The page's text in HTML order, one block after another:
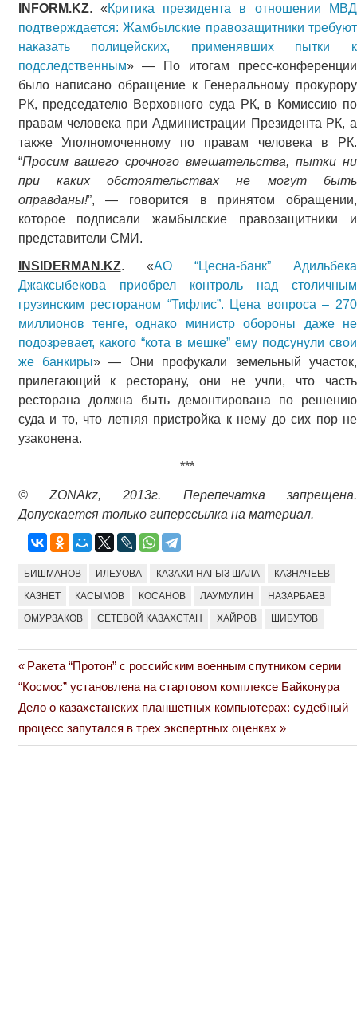
INFORM.KZ. «Критика президента в отношении МВД
подтверждается: Жамбылские правозащитники требуют
наказать полицейских, применявших пытки к
подследственным» — По итогам пресс-конференции
было написано обращение к Генеральному прокурору
РК, председателю Верховного суда РК, в Комиссию по
правам человека при Администрации Президента РК, а
также Уполномоченному по правам человека в РК.
“Просим вашего срочного вмешательства, пытки ни
при каких обстоятельствах не могут быть
оправданы!”, — говорится в принятом обращении,
которое подписали жамбылские правозащитники и
представители СМИ.
INSIDERMAN.KZ. «АО “Цесна-банк” Адильбека
Джаксыбекова приобрел контроль над столичным
грузинским рестораном “Тифлис”. Цена вопроса – 270
миллионов тенге, однако министр обороны даже не
подозревает, какого “кота в мешке” ему подсунули свои
же банкиры» — Они профукали земельный участок,
прилегающий к ресторану, они не учли, что часть
ресторана должна быть демонтирована по решению
суда и то, что летняя пристройка к нему до сих пор не
узаконена.
***
© ZONAkz, 2013г. Перепечатка запрещена.
Допускается только гиперссылка на материал.
БИШМАНОВ ИЛЕУОВА КАЗАХИ НАГЫЗ ШАЛА КАЗНАЧЕЕВ
КАЗНЕТ КАСЫМОВ КОСАНОВ ЛАУМУЛИН НАЗАРБАЕВ
ОМУРЗАКОВ СЕТЕВОЙ КАЗАХСТАН ХАЙРОВ ШИБУТОВ
Навигация
по
записям
Previous
Post:
Ракета “Протон” с российским военным спутником серии
“Космос” установлена на стартовом комплексе Байконура
Next
Post:
Дело о казахстанских планшетных компьютерах: судебный
процесс запутался в трех экспертных оценках